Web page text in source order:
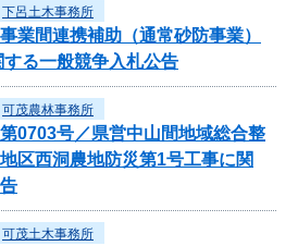
下呂土木事務所
業間連携補助（通常砂防事業）
る一般競争入札公告
可茂農林事務所
0703号／県営中山間地域総合整
区西洞農地防災第1号工事に関
可茂土木事務所